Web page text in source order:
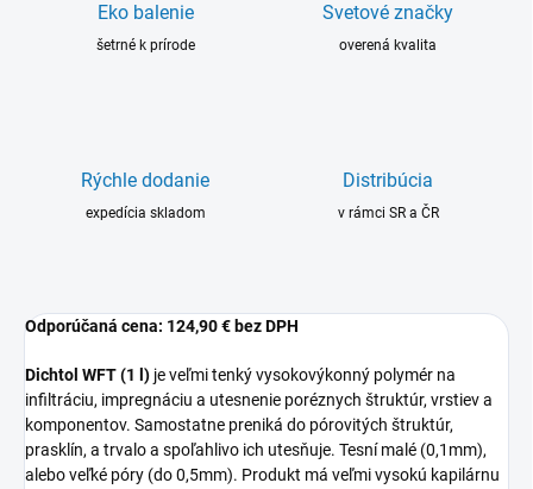
Eko balenie
šetrné k prírode
Svetové značky
overená kvalita
Rýchle dodanie
expedícia skladom
Distribúcia
v rámci SR a ČR
Odporúčaná cena: 124,90 € bez DPH
Dichtol WFT (1 l) je veľmi tenký vysokovýkonný polymér na
infiltráciu, impregnáciu a utesnenie poréznych štruktúr, vrstiev a
komponentov. Samostatne preniká do pórovitých štruktúr,
prasklín, a trvalo a spoľahlivo ich utesňuje. Tesní malé (0,1mm),
alebo veľké póry (do 0,5mm). Produkt má veľmi vysokú kapilárnu